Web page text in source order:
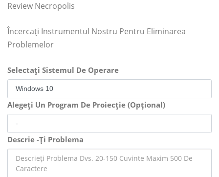
Review Necropolis
Încercați Instrumentul Nostru Pentru Eliminarea
Problemelor
Selectați Sistemul De Operare
Alegeți Un Program De Proiecție (Opțional)
Descrie -Ți Problema